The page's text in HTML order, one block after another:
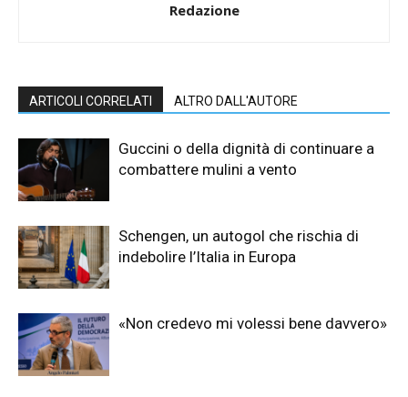
Redazione
ARTICOLI CORRELATI ALTRO DALL'AUTORE
Guccini o della dignità di continuare a
combattere mulini a vento
Schengen, un autogol che rischia di
indebolire l’Italia in Europa
«Non credevo mi volessi bene davvero»